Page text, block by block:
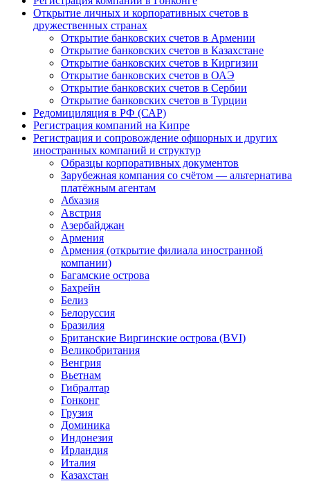
Открытие личных и корпоративных счетов в
дружественных странах
Открытие банковских счетов в Армении
Открытие банковских счетов в Казахстане
Открытие банковских счетов в Киргизии
Открытие банковских счетов в ОАЭ
Открытие банковских счетов в Сербии
Открытие банковских счетов в Турции
Редомициляция в РФ (САР)
Регистрация компаний на Кипре
Регистрация и сопровождение офшорных и других
иностранных компаний и структур
Образцы корпоративных документов
Зарубежная компания со счётом — альтернатива
платёжным агентам
Абхазия
Австрия
Азербайджан
Армения
Армения (открытие филиала иностранной
компании)
Багамские острова
Бахрейн
Белиз
Белоруссия
Бразилия
Британские Виргинские острова (BVI)
Великобритания
Венгрия
Вьетнам
Гибралтар
Гонконг
Грузия
Доминика
Индонезия
Ирландия
Италия
Казахстан